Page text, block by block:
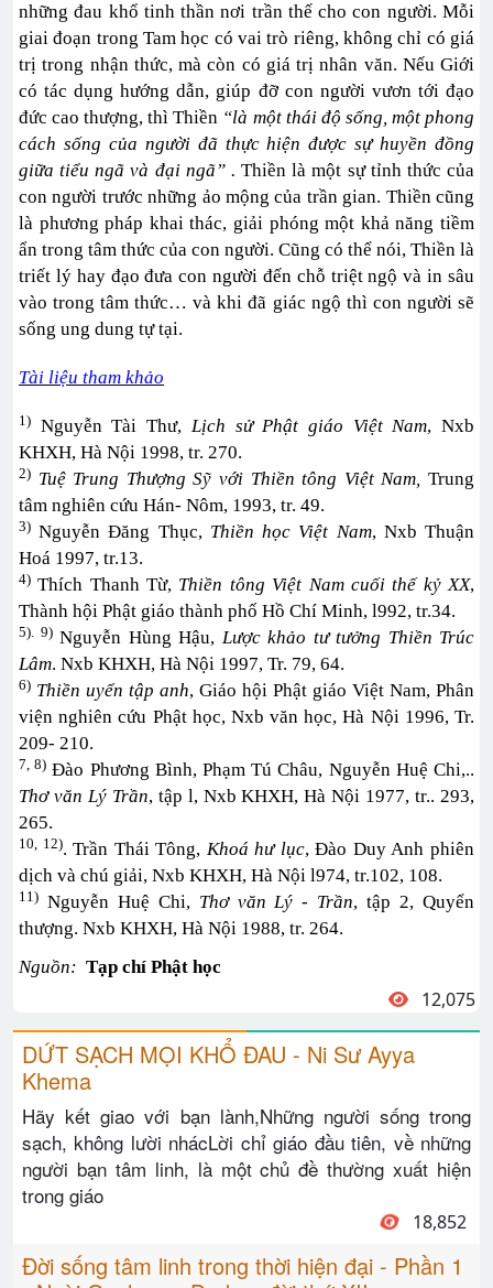
những đau khổ tinh thần nơi trần thế cho con người. Mỗi
giai đoạn trong Tam học có vai trò riêng, không chỉ có giá
trị trong nhận thức, mà còn có giá trị nhân văn. Nếu Giới
có tác dụng hướng dẫn, giúp đỡ con người vươn tới đạo
đức cao thượng, thì Thiền “là một thái độ sống, một phong
cách sống của người đã thực hiện được sự huyền đồng
giữa tiểu ngã và đại ngã” . Thiền là một sự tỉnh thức của
con người trước những ảo mộng của trần gian. Thiền cũng
là phương pháp khai thác, giải phóng một khả năng tiềm
ẩn trong tâm thức của con người. Cũng có thể nói, Thiền là
triết lý hay đạo đưa con người đến chỗ triệt ngộ và in sâu
vào trong tâm thức… và khi đã giác ngộ thì con người sẽ
sống ung dung tự tại.
Tài liệu tham khảo
1) Nguyễn Tài Thư, Lịch sử Phật giáo Việt Nam, Nxb
KHXH, Hà Nội 1998, tr. 270.
2) Tuệ Trung Thượng Sỹ với Thiền tông Việt Nam,Trung
tâm nghiên cứu Hán- Nôm, 1993, tr. 49.
3) Nguyễn Đăng Thục, Thiền học Việt Nam, Nxb Thuận
Hoá 1997, tr.13.
4) Thích Thanh Từ, Thiền tông Việt Nam cuối thế kỷ XX,
Thành hội Phật giáo thành phố Hồ Chí Minh, l992, tr.34.
5). 9)Nguyễn Hùng Hậu, Lược khảo tư tưởng Thiền Trúc
Lâm. Nxb KHXH, Hà Nội 1997, Tr. 79, 64.
6) Thiền uyển tập anh, Giáo hội Phật giáo Việt Nam, Phân
viện nghiên cứu Phật học, Nxb văn học, Hà Nội 1996, Tr.
209- 210.
7, 8) Đào Phương Bình, Phạm Tú Châu, Nguyễn Huệ Chi,..
Thơ văn Lý Trần, tập l, Nxb KHXH, Hà Nội 1977, tr.. 293,
265.
10, 12). Trần Thái Tông, Khoá hư lục, Đào Duy Anh phiên
dịch và chú giải, Nxb KHXH, Hà Nội l974, tr.102, 108.
11) Nguyễn Huệ Chi, Thơ văn Lý - Trần, tập 2, Quyển
thượng. Nxb KHXH, Hà Nội 1988, tr. 264.
Nguồn: Tạp chí Phật học
12,075
DỨT SẠCH MỌI KHỔ ĐAU - Ni Sư Ayya
Khema
Hãy kết giao với bạn lành,Những người sống trong
sạch, không lười nhácLời chỉ giáo đầu tiên, về những
người bạn tâm linh, là một chủ đề thường xuất hiện
trong giáo
18,852
Đời sống tâm linh trong thời hiện đại - Phần 1